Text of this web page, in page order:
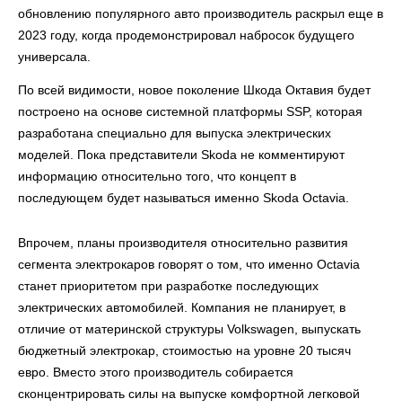
обновлению популярного авто производитель раскрыл еще в
2023 году, когда продемонстрировал набросок будущего
универсала.
По всей видимости, новое поколение Шкода Октавия будет
построено на основе системной платформы SSP, которая
разработана специально для выпуска электрических
моделей. Пока представители Skoda не комментируют
информацию относительно того, что концепт в
последующем будет называться именно Skoda Octavia.
Впрочем, планы производителя относительно развития
сегмента электрокаров говорят о том, что именно Octavia
станет приоритетом при разработке последующих
электрических автомобилей. Компания не планирует, в
отличие от материнской структуры Volkswagen, выпускать
бюджетный электрокар, стоимостью на уровне 20 тысяч
евро. Вместо этого производитель собирается
сконцентрировать силы на выпуске комфортной легковой